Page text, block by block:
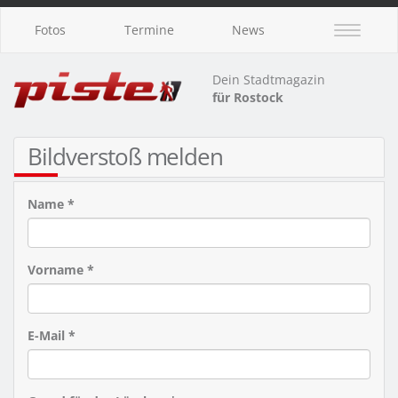
Fotos Termine News
Dein Stadtmagazin
für Rostock
Bildverstoß melden
Name *
Vorname *
E-Mail *